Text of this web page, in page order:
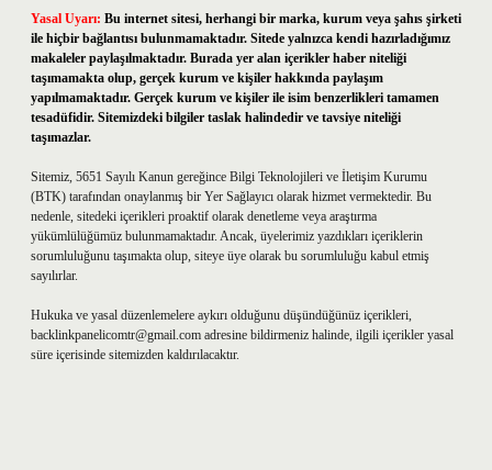
Yasal Uyarı: Bu internet sitesi, herhangi bir marka, kurum veya şahıs şirketi
ile hiçbir bağlantısı bulunmamaktadır. Sitede yalnızca kendi hazırladığımız
makaleler paylaşılmaktadır. Burada yer alan içerikler haber niteliği
taşımamakta olup, gerçek kurum ve kişiler hakkında paylaşım
yapılmamaktadır. Gerçek kurum ve kişiler ile isim benzerlikleri tamamen
tesadüfidir. Sitemizdeki bilgiler taslak halindedir ve tavsiye niteliği
taşımazlar.
Sitemiz, 5651 Sayılı Kanun gereğince Bilgi Teknolojileri ve İletişim Kurumu
(BTK) tarafından onaylanmış bir Yer Sağlayıcı olarak hizmet vermektedir. Bu
nedenle, sitedeki içerikleri proaktif olarak denetleme veya araştırma
yükümlülüğümüz bulunmamaktadır. Ancak, üyelerimiz yazdıkları içeriklerin
sorumluluğunu taşımakta olup, siteye üye olarak bu sorumluluğu kabul etmiş
sayılırlar.
Hukuka ve yasal düzenlemelere aykırı olduğunu düşündüğünüz içerikleri,
backlinkpanelicomtr@gmail.com adresine bildirmeniz halinde, ilgili içerikler yasal
süre içerisinde sitemizden kaldırılacaktır.